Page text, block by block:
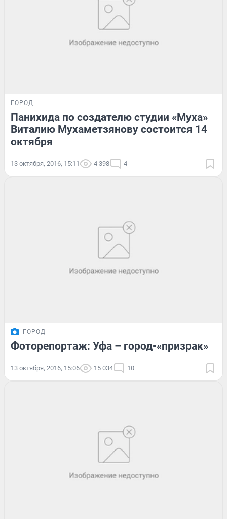
ГОРОД
Панихида по создателю студии «Муха»
Виталию Мухаметзянову состоится 14
октября
13 октября, 2016, 15:11 4 398 4
ГОРОД
Фоторепортаж: Уфа – город-«призрак»
13 октября, 2016, 15:06 15 034 10